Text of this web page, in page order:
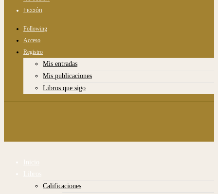
Ficción
Following
Acceso
Registro
Mis entradas
Mis publicaciones
Libros que sigo
Inicio
Libros
Calificaciones